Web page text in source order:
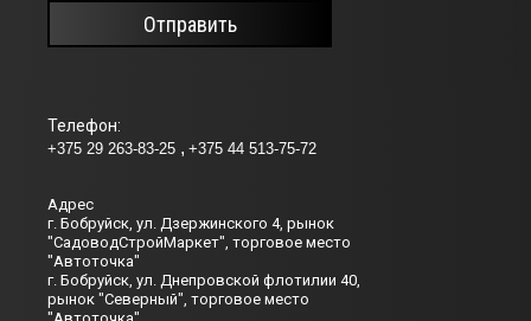
Телефон:
+375 29 263-83-25 +375 44 513-75-72
Адрес
г. Бобруйск, ул. Дзержинского 4, рынок
"СадоводСтройМаркет", торговое место
"Автоточка"
г. Бобруйск, ул. Днепровской флотилии 40,
рынок "Северный", торговое место
Отправить